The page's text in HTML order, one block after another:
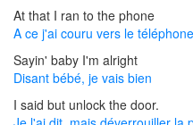
At that I ran to the phone
A ce j'ai couru vers le téléphone
Sayin' baby I'm alright
Disant bébé, je vais bien
I said but unlock the door.